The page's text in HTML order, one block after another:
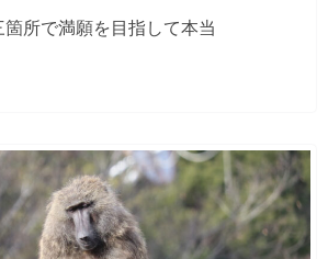
所で満願を目指して本当